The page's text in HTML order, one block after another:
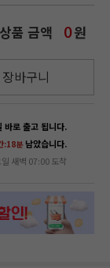
품 금액 0원
장바구니
바로 출고 됩니다.
:18분남았습니다.
새벽 07:00 도착